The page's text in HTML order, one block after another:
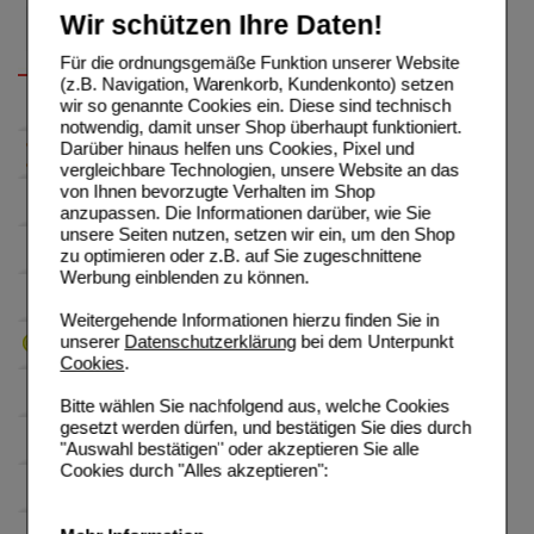
Wir schützen Ihre Daten!
Für die ordnungsgemäße Funktion unserer Website
(z.B. Navigation, Warenkorb, Kundenkonto) setzen
wir so genannte Cookies ein. Diese sind technisch
notwendig, damit unser Shop überhaupt funktioniert.
Darüber hinaus helfen uns Cookies, Pixel und
vergleichbare Technologien, unsere Website an das
von Ihnen bevorzugte Verhalten im Shop
anzupassen. Die Informationen darüber, wie Sie
unsere Seiten nutzen, setzen wir ein, um den Shop
zu optimieren oder z.B. auf Sie zugeschnittene
Werbung einblenden zu können.
Weitergehende Informationen hierzu finden Sie in
unserer Datenschutzerklärungbei dem Unterpunkt
Cookies.
Bitte wählen Sie nachfolgend aus, welche Cookies
gesetzt werden dürfen, und bestätigen Sie dies durch
"Auswahl bestätigen" oder akzeptieren Sie alle
Cookies durch "Alles akzeptieren":